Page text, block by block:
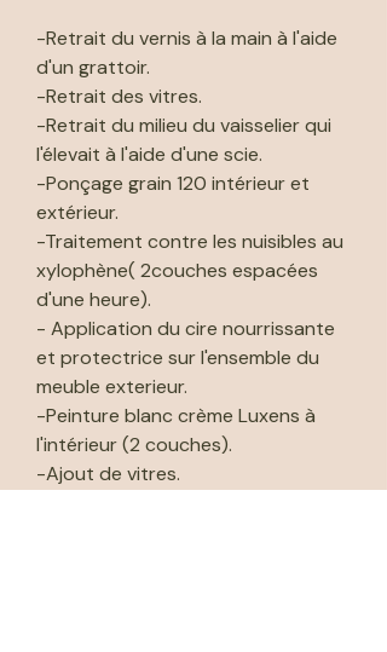
-Retrait du vernis à la main à l'aide
d'un grattoir.
-Retrait des vitres.
-Retrait du milieu du vaisselier qui
l'élevait à l'aide d'une scie.
-Ponçage grain 120 intérieur et
extérieur.
-Traitement contre les nuisibles au
xylophène( 2couches espacées
d'une heure).
- Application du cire nourrissante
et protectrice sur l'ensemble du
meuble exterieur.
-Peinture blanc crème Luxens à
l'intérieur (2 couches).
-Ajout de vitres.